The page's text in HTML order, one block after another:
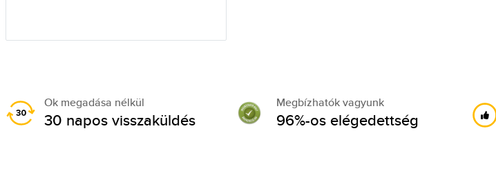
Ok megadása nélkül
30 napos visszaküldés
Megbízhatók vagyunk
96%-os elégedettség